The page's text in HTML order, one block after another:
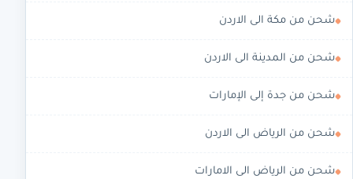
شحن من مكة الى الاردن
شحن من المدينة الى الاردن
شحن من جدة إلى الإمارات
شحن من الرياض الى الاردن
شحن من الرياض الى الامارات